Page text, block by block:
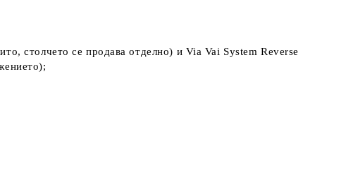
столчето се продава отделно) и Via Vai System Reverse